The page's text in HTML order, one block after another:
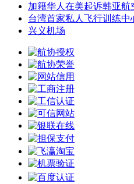
加籍华人在美起诉韩亚航
台湾首家私人飞行训练中
兴义机场